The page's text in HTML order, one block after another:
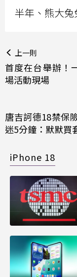
半年、熊大
上一則
首度在台舉辦！
場活動現場
唐吉訶德18禁保
迷5分鐘：默默買
iPhone 18